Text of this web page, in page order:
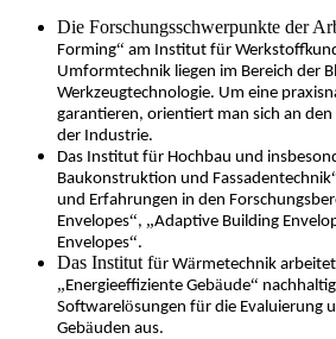
Die Forschungsschwerpunkte der
Forming“ am Institut für
Umformtechnik liegen im Bereich der
Werkzeugtechnologie. Um eine
garantieren, orientiert man sich an
der Industrie.
Das Institut für Hochbau und
Baukonstruktion und Fassadentechnik
und Erfahrungen in den
Envelopes“, „Adaptive Building
Envelopes“.
Das Institut für Wärmetechnik
„ Energieeffiziente Gebäude“
Softwarel ösungen für die Evaluierung
Gebäuden aus.